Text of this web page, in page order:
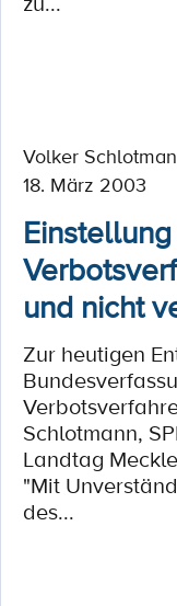
Volker
18. März 2003
und nicht
Zur heutigen
Schlotmann,
Landtag
"Mit
des...